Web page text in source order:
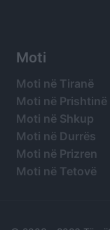
Moti
Moti në Tiranë
Moti në Prishtinë
Moti në Shkup
Moti në Durrës
Moti në Prizren
Moti në Tetovë